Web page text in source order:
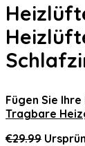
Fügen Sie
Tragbare
€29.99